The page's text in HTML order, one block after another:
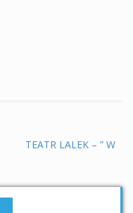
TEATR LALEK – ” W